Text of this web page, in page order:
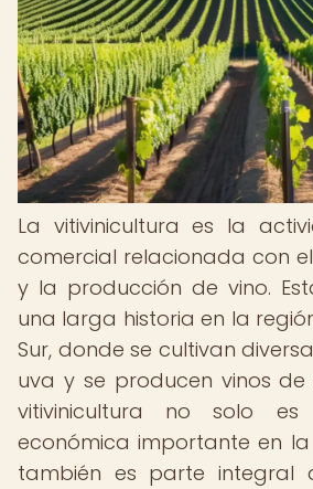
La vitivinicultura es la
comercial relacionada con
y la producción de vino.
una larga historia en la
Sur, donde se cultivan
uva y se producen vinos
vitivinicultura no solo
económica importante en la
también es parte integral